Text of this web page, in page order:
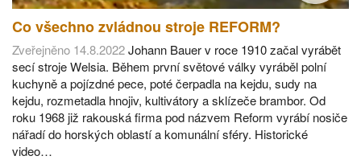
Co všechno zvládnou stroje REFORM?
Zveřejněno 14.8.2022Johann Bauer v roce 1910 začal vyrábět
secí stroje Welsia. Během první světové války vyráběl polní
kuchyně a pojízdné pece, poté čerpadla na kejdu, sudy na
kejdu, rozmetadla hnojiv, kultivátory a sklízeče brambor. Od
roku 1968 již rakouská firma pod názvem Reform vyrábí nosiče
nářadí do horských oblastí a komunální sféry. Historické
video…